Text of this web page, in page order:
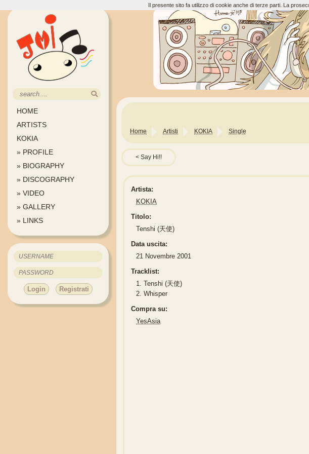
HOME
ARTISTS
KOKIA
» PROFILE
» BIOGRAPHY
» DISCOGRAPHY
» VIDEO
» GALLERY
» LINKS
Login Registrati
Home Artisti KOKIA Single
Say Hi!!
Artista:
KOKIA
Titolo:
Tenshi (天使)
Data uscita:
21 Novembre 2001
Tracklist:
1. Tenshi (天使)
2. Whisper
Compra su:
YesAsia
Il presente sito fa utilizzo di cookie anche di terze parti. La